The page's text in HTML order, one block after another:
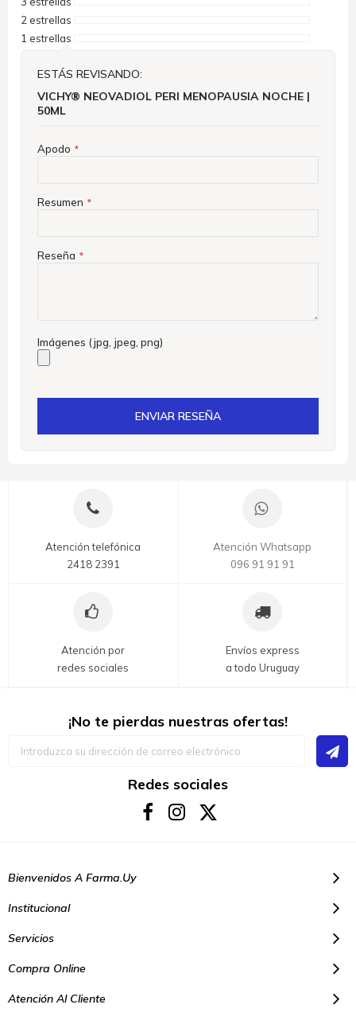
2 estrellas
1 estrellas
ESTÁS REVISANDO:
VICHY® NEOVADIOL PERI MENOPAUSIA NOCHE |
50ML
Apodo
Resumen
Reseña
Imágenes (jpg, jpeg, png)
ENVIAR RESEÑA
Atención telefónica
2418 2391
Atención Whatsapp
096 91 91 91
Atención por
redes sociales
Envíos express
a todo Uruguay
¡No te pierdas nuestras ofertas!
Redes sociales
Bienvenidos A Farma.uy
Institucional
Servicios
Compra Online
Atención Al Cliente